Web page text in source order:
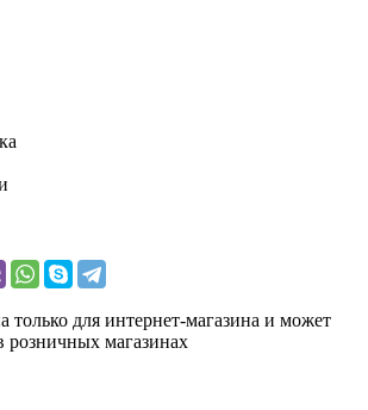
только для интернет-магазина и может
розничных магазинах